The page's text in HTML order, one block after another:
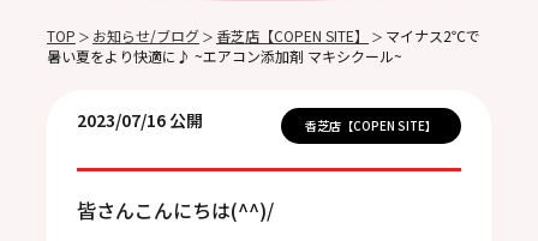
TOP ＞ お知らせ/ブログ ＞ 香芝店【COPEN SITE】 ＞ マイナス2℃で
暑い夏をより快適に♪ ~エアコン添加剤 マキシクール~
2023/07/16 公開 香芝店【COPEN SITE】
皆さんこんにちは(^^)/